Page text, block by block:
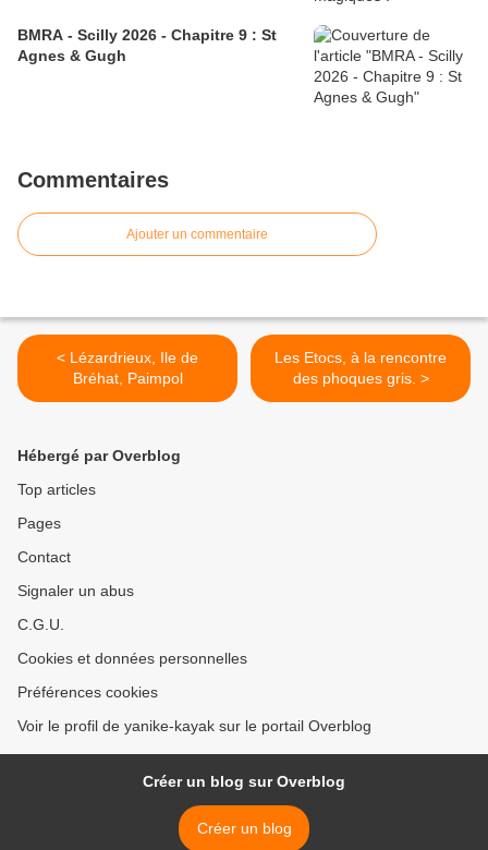
BMRA - Scilly 2026 - Chapitre 9 : St
Agnes & Gugh
Commentaires
Ajouter un commentaire
< Lézardrieux, Ile de
Bréhat, Paimpol
Les Etocs, à la rencontre
des phoques gris. >
Hébergé par Overblog
Top articles
Pages
Contact
Signaler un abus
C.G.U.
Cookies et données personnelles
Préférences cookies
Voir le profil de yanike-kayak sur le portail Overblog
Créer un blog sur Overblog
Créer un blog